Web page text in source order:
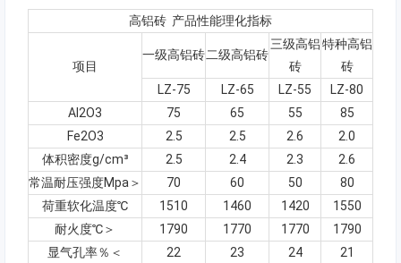
高铝砖 产品性能理化指标
项目
一级高铝砖二级高铝砖
三级高铝
砖
特种高铝
砖
LZ-75
LZ-65 LZ-55
LZ-80
AI2O3
75 65 55
85
Fe2O3
2.5 2.5 2.6
2.0
体积密度g/cm³
2.5 2.4 2.3
2.6
常温耐压强度Mpa＞
70 60 50
80
荷重软化温度℃
1510 1460 1420
1550
耐火度℃＞
1790 1770 1770
1790
显气孔率％＜
22 23 24
21